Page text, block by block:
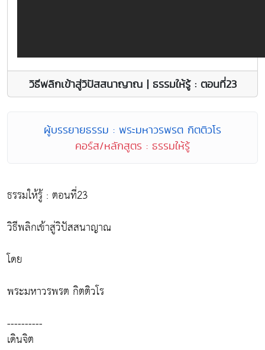
วิธีพลิกเข้าสู่วิปัสสนาญาณ | ธรรมให้รู้ : ตอนที่23
ผู้บรรยายธรรม : พระมหาวรพรต กิตติวโร
คอร์ส/หลักสูตร : ธรรมให้รู้
ธรรมให้รู้ : ตอนที่23
วิธีพลิกเข้าสู่วิปัสสนาญาณ
โดย
พระมหาวรพรต กิตติวโร
----------
เดินจิต